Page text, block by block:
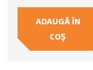
ADAUGĂ ÎN
COȘ